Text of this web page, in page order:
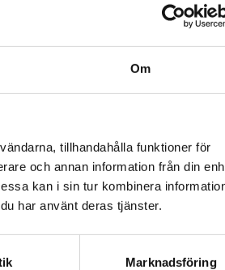
Om
tillhandahålla funktioner för
och annan information från din
kan i sin tur kombinera
har använt deras tjänster.
Marknadsföring
arbetstider och skift.